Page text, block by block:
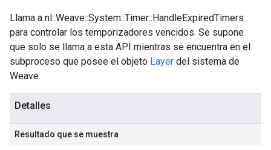
Llama a nl::Weave::System::Timer::HandleExpiredTimers
para controlar los temporizadores vencidos. Se supone
que solo se llama a esta API mientras se encuentra en el
subproceso que posee el objeto Layer del sistema de
Weave.
Detalles
Resultado que se muestra